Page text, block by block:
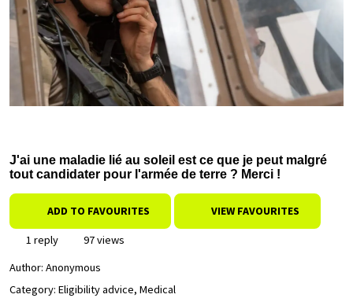
J'ai une maladie lié au soleil est ce que je peut malgré
tout candidater pour l'armée de terre ? Merci !
ADD TO FAVOURITES VIEW FAVOURITES
1 reply
97 views
Author: Anonymous
Category: Eligibility advice, Medical